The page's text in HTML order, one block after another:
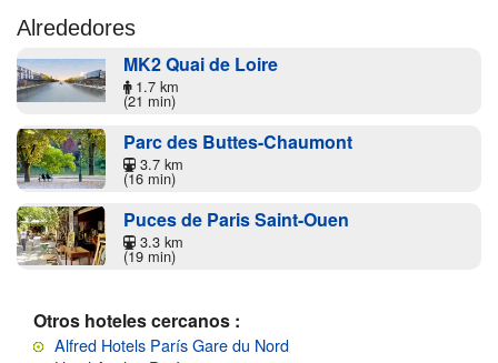
Alrededores
MK2 Quai de Loire
1.7 km
(21 min)
Parc des Buttes-Chaumont
3.7 km
(16 min)
Puces de Paris Saint-Ouen
3.3 km
(19 min)
Otros hoteles cercanos :
Alfred Hotels París Gare du Nord